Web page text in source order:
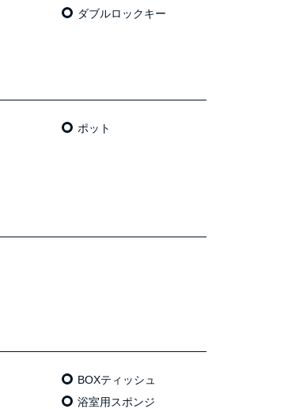
ダブルロックキー
ポット
BOXティッシュ
浴室用スポンジ